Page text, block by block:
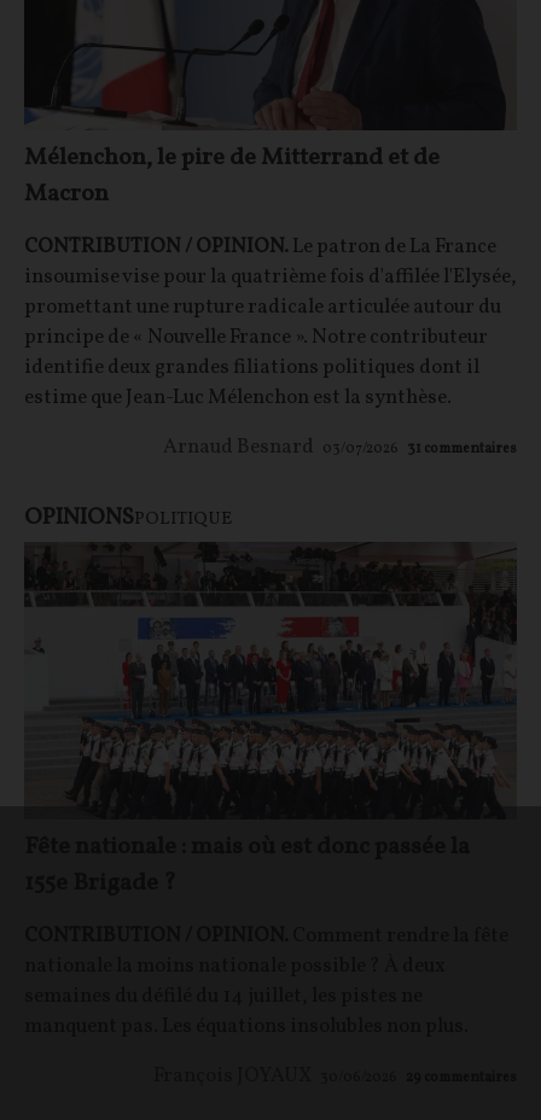
Mélenchon, le pire de Mitterrand et de
Macron
CONTRIBUTION / OPINION.Le patron de La France
insoumise vise pour la quatrième fois d'affilée l'Elysée,
promettant une rupture radicale articulée autour du
principe de « Nouvelle France ». Notre contributeur
identifie deux grandes filiations politiques dont il
estime que Jean-Luc Mélenchon est la synthèse.
Arnaud Besnard 03/07/2026 31 commentaires
OPINIONSPOLITIQUE